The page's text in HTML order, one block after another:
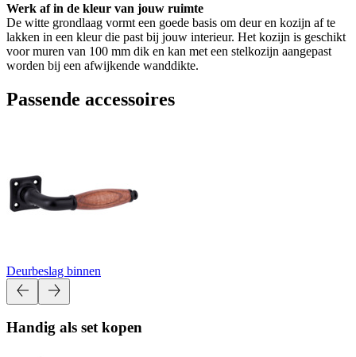
Werk af in de kleur van jouw ruimte
De witte grondlaag vormt een goede basis om deur en kozijn af te
lakken in een kleur die past bij jouw interieur. Het kozijn is geschikt
voor muren van 100 mm dik en kan met een stelkozijn aangepast
worden bij een afwijkende wanddikte.
Passende accessoires
Deurbeslag binnen
Handig als set kopen